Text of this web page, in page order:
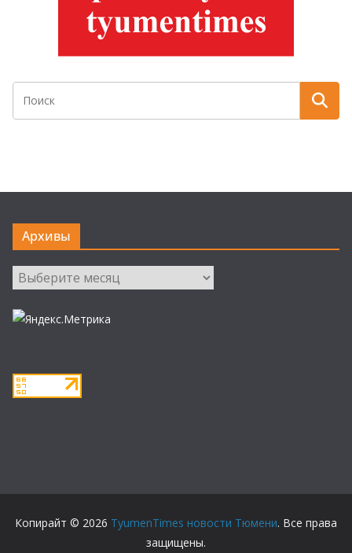
Архивы
Архивы
Копирайт © 2026 TyumenTimes новости Тюмени. Все права
защищены.